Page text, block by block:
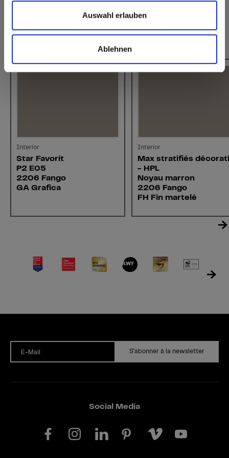
Auswahl erlauben
Ablehnen
Interior
Star Favorit
P2 E05
2206 Fango
GA Grafica
Interior
Max stratifiés
- HPL
Noyau marron
2206 Fango
FH Fin martelé
E-Mail S'abonner à la newsletter
Social Media